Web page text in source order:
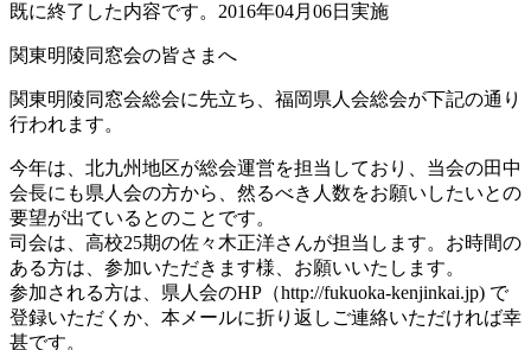
既に終了した内容です。2016年04月06日実施
関東明陵同窓会の皆さまへ
関東明陵同窓会総会に先立ち、福岡県人会総会が下記の通り
行われます。
今年は、北九州地区が総会運営を担当しており、当会の田中
会長にも県人会の方から、然るべき人数をお願いしたいとの
要望が出ているとのことです。
司会は、高校25期の佐々木正洋さんが担当します。お時間の
ある方は、参加いただきます様、お願いいたします。
参加される方は、県人会のHP（http://fukuoka-kenjinkai.jp) で
登録いただくか、本メールに折り返しご連絡いただければ幸
甚です。